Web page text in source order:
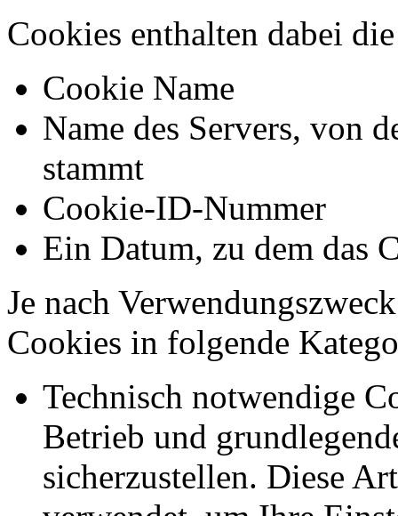
Cookies enthalten dabei
Cookie Name
Name des Servers, von
stammt
Cookie-ID-Nummer
Ein Datum, zu dem das
Je nach
Cookies in folgende
Technisch notwendige
Betrieb und
sicherzustellen. Diese